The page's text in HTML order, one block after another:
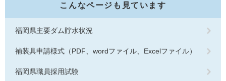
こんなページも見ています
福岡県主要ダム貯水状況
補装具申請様式（PDF、wordファイル、Excelファイル）
福岡県職員採用試験